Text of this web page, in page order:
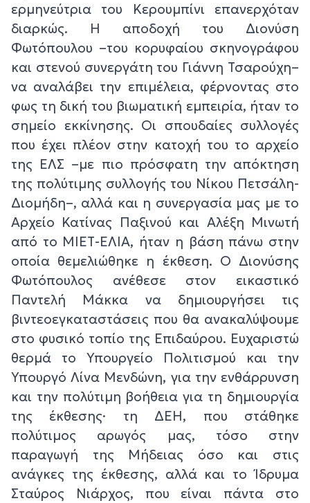
ερμηνεύτρια του Κερουμπίνι επανερχόταν
διαρκώς. Η αποδοχή του Διονύση
Φωτόπουλου –του κορυφαίου σκηνογράφου
και στενού συνεργάτη του Γιάννη Τσαρούχη–
να αναλάβει την επιμέλεια, φέρνοντας στο
φως τη δική του βιωματική εμπειρία, ήταν το
σημείο εκκίνησης. Οι σπουδαίες συλλογές
που έχει πλέον στην κατοχή του το αρχείο
της ΕΛΣ –με πιο πρόσφατη την απόκτηση
της πολύτιμης συλλογής του Νίκου Πετσάλη-
Διομήδη–, αλλά και η συνεργασία μας με το
Αρχείο Κατίνας Παξινού και Αλέξη Μινωτή
από το ΜΙΕΤ-ΕΛΙΑ, ήταν η βάση πάνω στην
οποία θεμελιώθηκε η έκθεση. Ο Διονύσης
Φωτόπουλος ανέθεσε στον εικαστικό
Παντελή Μάκκα να δημιουργήσει τις
βιντεοεγκαταστάσεις που θα ανακαλύψουμε
στο φυσικό τοπίο της Επιδαύρου. Ευχαριστώ
θερμά το Υπουργείο Πολιτισμού και την
Υπουργό Λίνα Μενδώνη, για την ενθάρρυνση
και την πολύτιμη βοήθεια για τη δημιουργία
της έκθεσης· τη ΔΕΗ, που στάθηκε
πολύτιμος αρωγός μας, τόσο στην
παραγωγή της Μήδειας όσο και στις
ανάγκες της έκθεσης, αλλά και το Ίδρυμα
Σταύρος Νιάρχος, που είναι πάντα στο